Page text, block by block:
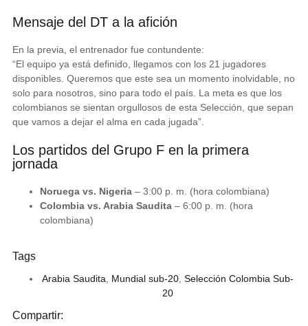
Mensaje del DT a la afición
En la previa, el entrenador fue contundente:
“El equipo ya está definido, llegamos con los 21 jugadores
disponibles. Queremos que este sea un momento inolvidable, no
solo para nosotros, sino para todo el país. La meta es que los
colombianos se sientan orgullosos de esta Selección, que sepan
que vamos a dejar el alma en cada jugada”.
Los partidos del Grupo F en la primera
jornada
Noruega vs. Nigeria – 3:00 p. m. (hora colombiana)
Colombia vs. Arabia Saudita – 6:00 p. m. (hora
colombiana)
Tags
Arabia Saudita Mundial sub-20 Selección Colombia Sub-
20
Compartir: